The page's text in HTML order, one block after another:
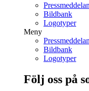
Bildbank
Logotyper
Meny
Bildbank
Logotyper
Följ oss på